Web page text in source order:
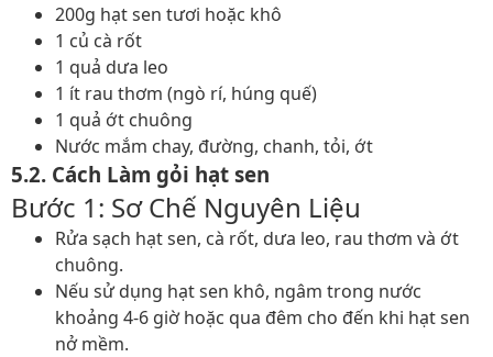
200g hạt sen tươi hoặc khô
1 củ cà rốt
1 quả dưa leo
1 ít rau thơm (ngò rí, húng quế)
1 quả ớt chuông
Nước mắm chay, đường, chanh, tỏi, ớt
5.2. Cách Làm gỏi hạt sen
Bước 1: Sơ Chế Nguyên Liệu
Rửa sạch hạt sen, cà rốt, dưa leo, rau thơm và ớt
chuông.
Nếu sử dụng hạt sen khô, ngâm trong nước
khoảng 4-6 giờ hoặc qua đêm cho đến khi hạt sen
nở mềm.